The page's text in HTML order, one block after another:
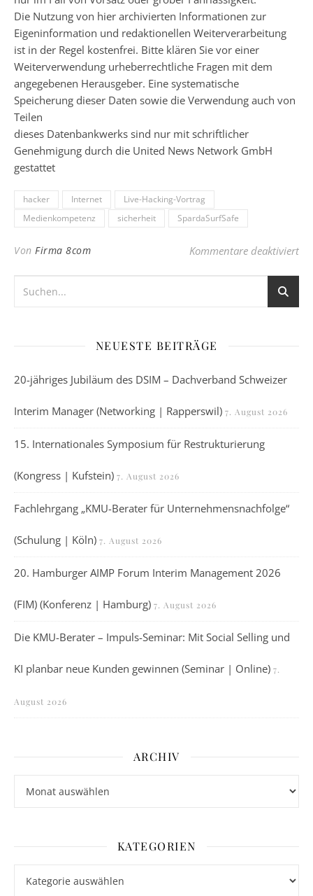
Die Nutzung von hier archivierten Informationen zur
Eigeninformation und redaktionellen Weiterverarbeitung
ist in der Regel kostenfrei. Bitte klären Sie vor einer
Weiterverwendung urheberrechtliche Fragen mit dem
angegebenen Herausgeber. Eine systematische
Speicherung dieser Daten sowie die Verwendung auch von
Teilen
dieses Datenbankwerks sind nur mit schriftlicher
Genehmigung durch die United News Network GmbH
gestattet
hacker Internet
Live-Hacking-Vortrag
Medienkompetenz
sicherheit SpardaSurfSafe
Von Firma 8com Kommentare deaktiviertfür
NEUESTE BEITRÄGE
20-jähriges Jubiläum des DSIM – Dachverband Schweizer
Interim Manager (Networking | Rapperswil) 7. August 2026
15. Internationales Symposium für Restrukturierung
(Kongress | Kufstein) 7. August 2026
Fachlehrgang „KMU-Berater für Unternehmensnachfolge“
(Schulung | Köln) 7. August 2026
20. Hamburger AIMP Forum Interim Management 2026
(FIM) (Konferenz | Hamburg) 7. August 2026
Die KMU-Berater – Impuls-Seminar: Mit Social Selling und
KI planbar neue Kunden gewinnen (Seminar | Online) 7.
August 2026
ARCHIV
KATEGORIEN